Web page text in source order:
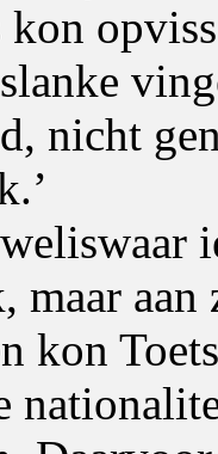
nicht
maar aan
kon